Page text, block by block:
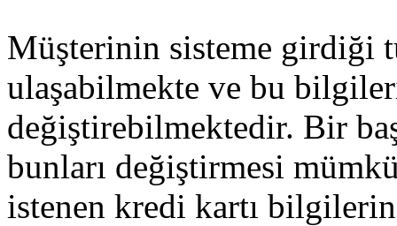
Müşterinin sisteme girdiği
ulaşabilmekte ve bu
değiştirebilmektedir. Bir
bunları değiştirmesi
istenen kredi kartı